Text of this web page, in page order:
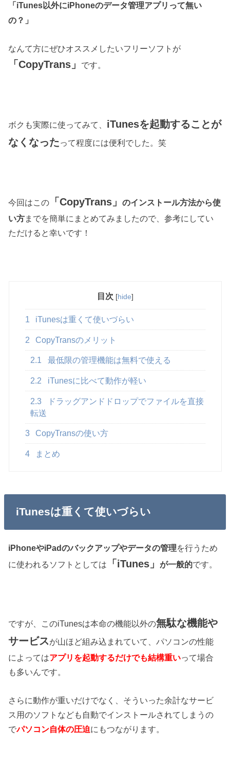
「iTunes以外にiPhoneのデータ管理アプリって無い
の？」
なんて方にぜひオススメしたいフリーソフトが
「CopyTrans」 です。
ボクも実際に使ってみて、 iTunesを起動することが
なくなったって程度には便利でした。笑
今回はこの 「CopyTrans」のインストール方法から使
い方までを簡単にまとめてみましたので、参考にしてい
ただけると幸いです！
目次 [hide]
1 iTunesは重くて使いづらい
2 CopyTransのメリット
2.1 最低限の管理機能は無料で使える
2.2 iTunesに比べて動作が軽い
2.3
ドラッグアンドドロップでファイルを直接
転送
3 CopyTransの使い方
4 まとめ
iTunesは重くて使いづらい
iPhoneやiPadのバックアップやデータの管理を行うため
に使われるソフトとしては
「iTunes」が一般的です。
ですが、このiTunesは本命の機能以外の無駄な機能や
サービスが山ほど組み込まれていて、パソコンの性能
によってはアプリを起動するだけでも結構重いって場合
も多いんです。
さらに動作が重いだけでなく、そういった余計なサービ
ス用のソフトなども自動でインストールされてしまうの
でパソコン自体の圧迫にもつながります。